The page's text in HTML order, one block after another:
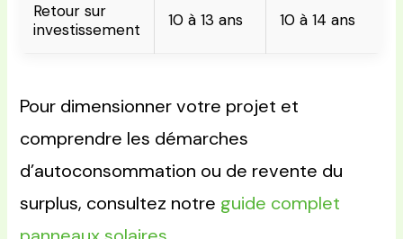
Retour sur
investissement
10 à 13 ans 10 à 14 ans
Pour dimensionner votre projet et
comprendre les démarches
d’autoconsommation ou de revente du
surplus, consultez notre guide complet